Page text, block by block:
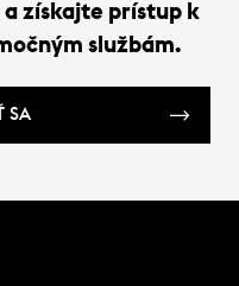
a získajte prístup k
službám.
SA